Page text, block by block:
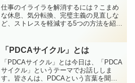
仕事のイライラを解消するには？こまめ
な休息、気分転換、完璧主義の見直しな
ど、ストレスを軽減する5つの方法を紹
届けします。
「PDCAサイクル」とは
「PDCAサイクル」とは今日は、「PDCA
サイクル」というテーマでお話ししま
す。皆さんは、PDCAという言葉を聞い